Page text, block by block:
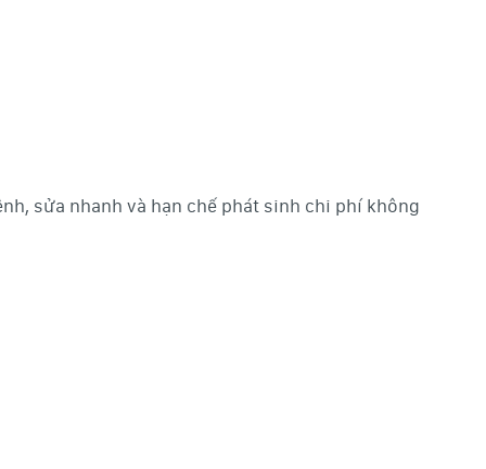
sửa nhanh và hạn chế phát sinh chi phí không